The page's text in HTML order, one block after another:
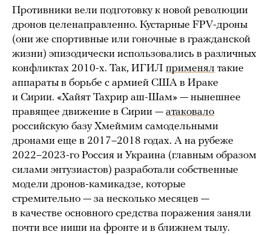
Противники вели подготовку к новой революции
дронов целенаправленно. Кустарные FPV-дроны
(они же спортивные или гоночные в гражданской
жизни) эпизодически использовались в различных
конфликтах 2010-х. Так, ИГИЛ применял такие
аппараты в борьбе с армией США в Ираке
и Сирии. «Хайят Тахрир аш-Шам» — нынешнее
правящее движение в Сирии — атаковало
российскую базу Хмеймим самодельными
дронами еще в 2017–2018 годах. А на рубеже
2022–2023-го Россия и Украина (главным образом
силами энтузиастов) разработали собственные
модели дронов-камикадзе, которые
стремительно — за несколько месяцев —
в качестве основного средства поражения заняли
почти все ниши на фронте и в ближнем тылу.